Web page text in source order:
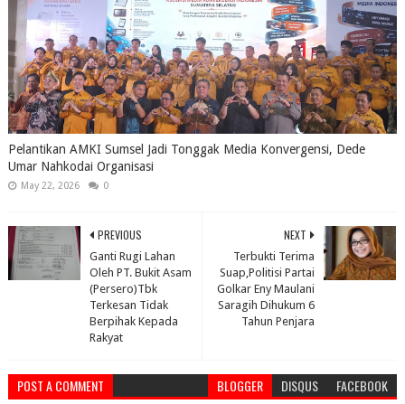
Pelantikan AMKI Sumsel Jadi Tonggak Media Konvergensi, Dede
Umar Nahkodai Organisasi
May 22, 2026 0
NEXT
Terbukti Terima
Suap,Politisi Partai
Golkar Eny Maulani
Saragih Dihukum 6
Tahun Penjara
PREVIOUS
Ganti Rugi Lahan
Oleh PT. Bukit Asam
(Persero)Tbk
Terkesan Tidak
Berpihak Kepada
Rakyat
POST A COMMENT BLOGGER DISQUS FACEBOOK